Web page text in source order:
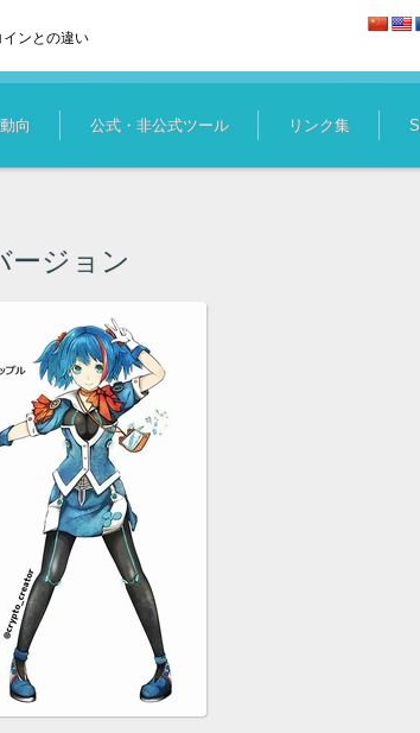
ンとの違い
向 公式・非公式ツール リンク集
ージョン